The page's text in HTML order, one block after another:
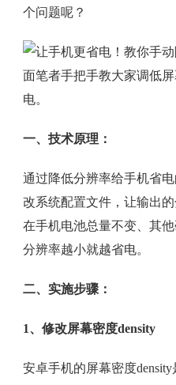
个问题呢？
面笔者手把手教大家调低
电。
一、技术原理：
通过降低分辨率给手机省
改系统配置文件，让输出的
在手机电池总量不变、其
分辨率越小就越省电。
二、实施步骤：
1、修改屏幕密度density
安卓手机的屏幕密度